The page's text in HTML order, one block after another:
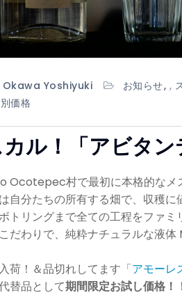
Okawa Yoshiyuki お知らせ ,
価格
ル！「アビタン
Ocotepec村で最初に本格的なメ
自分たちの所有する畑で、収穫
トリングまで全ての工程をファ
だわりで、純粋ナチュラルな液体
荷！＆品切れしてます「アモーレ
替品として期間限定お試し価格！